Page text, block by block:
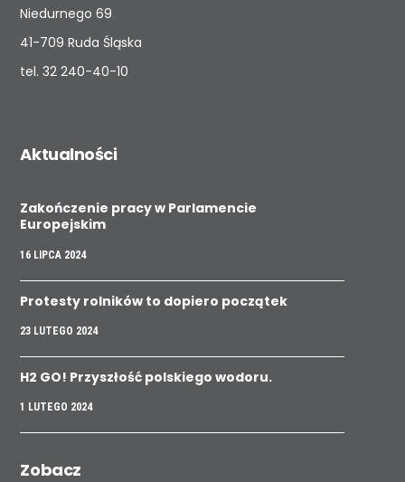
Niedurnego 69
41-709 Ruda Śląska
tel.32 240-40-10
Aktualności
Zakończenie pracy w Parlamencie
Europejskim
16 LIPCA 2024
Protesty rolników to dopiero początek
23 LUTEGO 2024
H2 GO! Przyszłość polskiego wodoru.
1 LUTEGO 2024
Zobacz